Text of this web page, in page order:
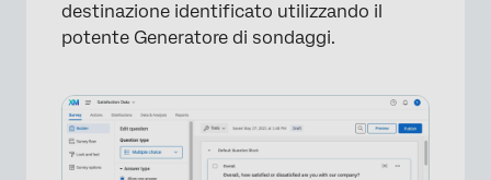
destinazione identificato utilizzando il
potente Generatore di sondaggi.